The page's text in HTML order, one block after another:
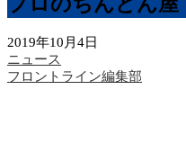
2019年10月4日
ニュース
フロントライン編集部